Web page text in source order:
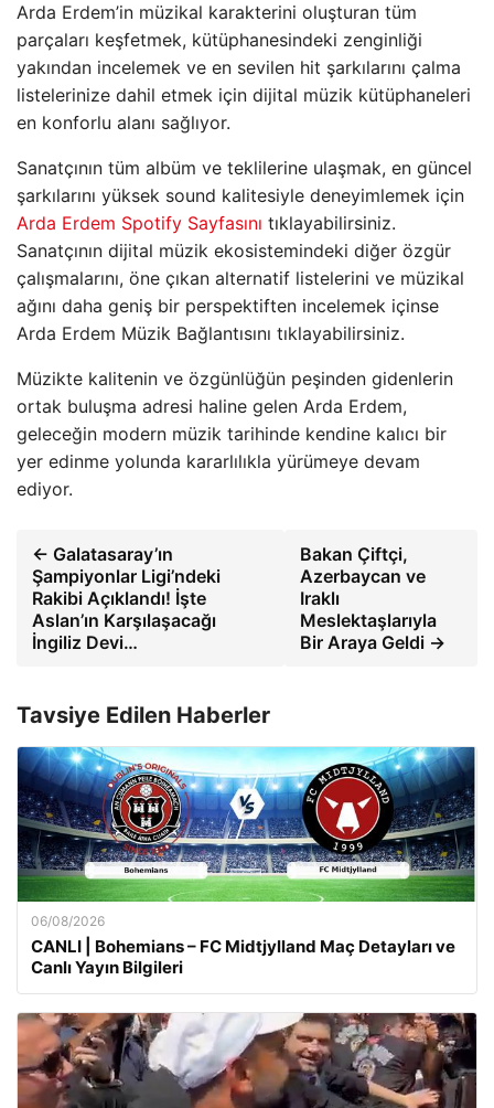
Arda Erdem’in müzikal karakterini oluşturan tüm
parçaları keşfetmek, kütüphanesindeki zenginliği
yakından incelemek ve en sevilen hit şarkılarını çalma
listelerinize dahil etmek için dijital müzik kütüphaneleri
en konforlu alanı sağlıyor.
Sanatçının tüm albüm ve teklilerine ulaşmak, en güncel
şarkılarını yüksek sound kalitesiyle deneyimlemek için
Arda Erdem Spotify Sayfasını tıklayabilirsiniz.
Sanatçının dijital müzik ekosistemindeki diğer özgür
çalışmalarını, öne çıkan alternatif listelerini ve müzikal
ağını daha geniş bir perspektiften incelemek içinse
Arda Erdem Müzik Bağlantısını tıklayabilirsiniz.
Müzikte kalitenin ve özgünlüğün peşinden gidenlerin
ortak buluşma adresi haline gelen Arda Erdem,
geleceğin modern müzik tarihinde kendine kalıcı bir
yer edinme yolunda kararlılıkla yürümeye devam
ediyor.
← Galatasaray’ın
Şampiyonlar Ligi’ndeki
Rakibi Açıklandı! İşte
Aslan’ın Karşılaşacağı
İngiliz Devi…
Bakan Çiftçi,
Azerbaycan ve
Iraklı
Meslektaşlarıyla
Bir Araya Geldi →
Tavsiye Edilen Haberler
06/08/2026
CANLI | Bohemians – FC Midtjylland Maç Detayları ve
Canlı Yayın Bilgileri